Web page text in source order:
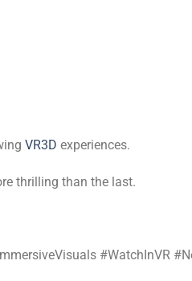
VR3D experiences.
thrilling than the last.
#WatchInVR